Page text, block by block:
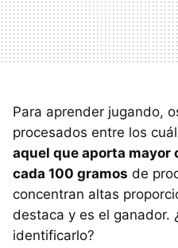
Para aprender jugando,
procesados entre los
aquel que aporta mayor
cada 100 gramos de
concentran altas
destaca y es el ganador.
identificarlo?